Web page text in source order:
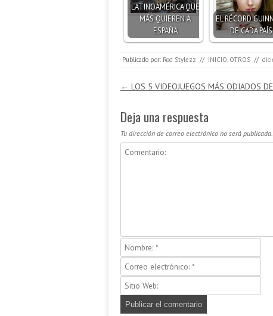
LATINOAMÉRICA QUE
MÁS QUIEREN A
ESPAÑA
EL RÉCORD
DE CADA PAÍS
Publicado por: Rod Stylezz // INICIO OTROS //
Navegación de entradas
← LOS 5 VIDEOJUEGOS MÁS ODIADOS
Deja una respuesta
Tu dirección de correo electrónico no será publicada.